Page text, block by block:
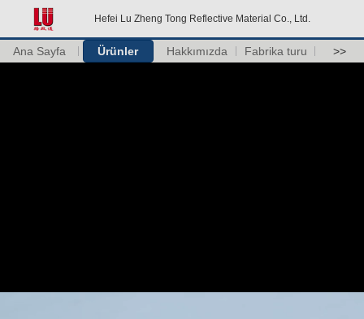
Hefei Lu Zheng Tong Reflective Material Co., Ltd.
Ana Sayfa Ürünler Hakkımızda Fabrika turu >>